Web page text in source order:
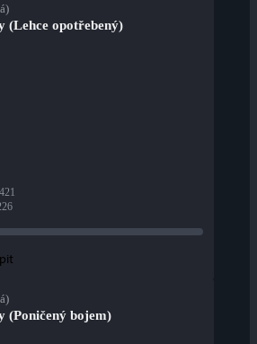
(Lehce opotřebený)
421
(Poničený bojem)